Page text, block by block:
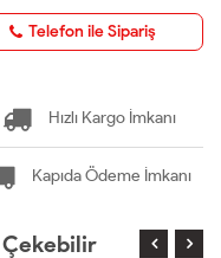
Telefon ile Sipariş
Hızlı Kargo İmkanı
Kapıda Ödeme İmkanı